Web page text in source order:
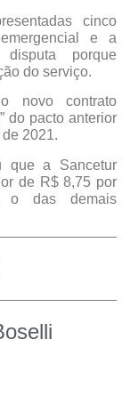
cinco
e a
porque
do serviço.
novo contrato
do pacto anterior
2021.
que a Sancetur
de R$ 8,75 por
o das demais